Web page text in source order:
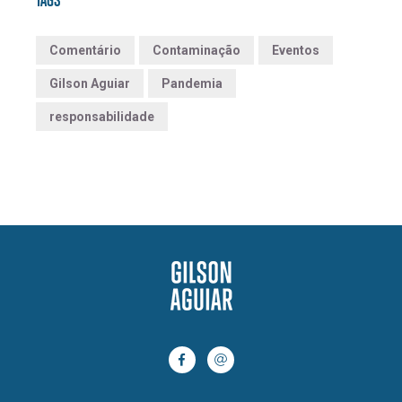
Comentário Contaminação Eventos
Gilson Aguiar Pandemia
responsabilidade